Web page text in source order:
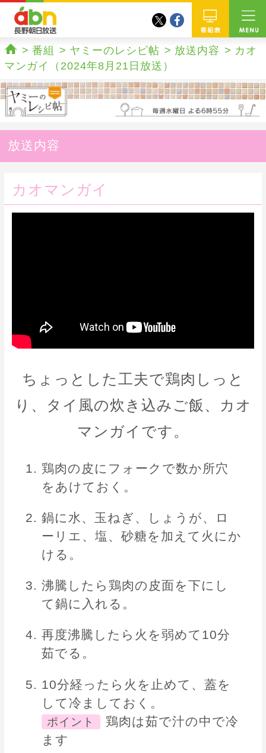
番組
twitterfacebook
ホーム
番組 ヤミーのレシピ帖 放送内容
カオ
マンガイ（2024年8月21日放送）
放送内容
カオマンガイ
ちょっとした工夫で鶏肉しっと
り、タイ風の炊き込みご飯、カオ
マンガイです。
鶏肉の皮にフォークで数か所穴
をあけておく。
鍋に水、玉ねぎ、しょうが、ロ
ーリエ、塩、砂糖を加えて火にか
ける。
沸騰したら鶏肉の皮面を下にし
て鍋に入れる。
再度沸騰したら火を弱めて10分
茹でる。
10分経ったら火を止めて、蓋を
して冷ましておく。
ポイント
鶏肉は茹で汁の中で冷
ます